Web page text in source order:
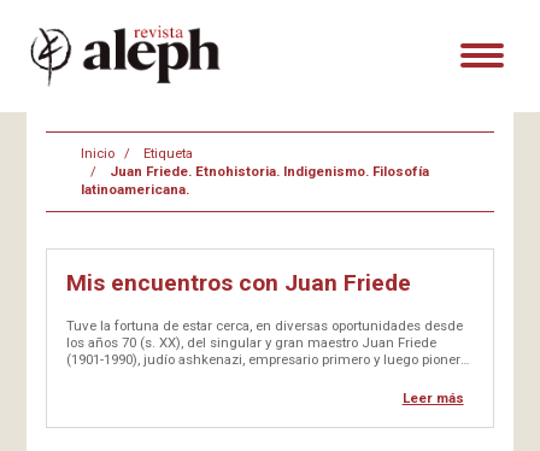
Inicio
Etiqueta
Juan Friede. Etnohistoria. Indigenismo. Filosofía
latinoamericana.
Mis encuentros con Juan Friede
Tuve la fortuna de estar cerca, en diversas oportunidades desde
los años 70 (s. XX), del singular y gran maestro Juan Friede
(1901-1990), judío ashkenazi, empresario primero y luego pionero
publicada, como por ejemplo los 24 tomos que hizo con…Leer más